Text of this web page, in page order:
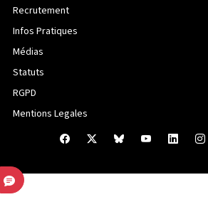
Recrutement
Infos Pratiques
Médias
Statuts
RGPD
Mentions Legales